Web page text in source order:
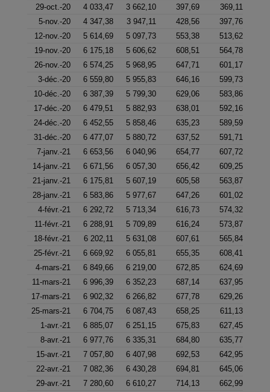
29-oct.-20
4 033,47 3 662,10 397,69
369,11
5-nov.-20
4 347,38 3 947,11 428,56
397,76
12-nov.-20
5 614,69 5 097,73 553,38
513,62
19-nov.-20
6 175,18 5 606,62 608,51
564,78
26-nov.-20
6 574,25 5 968,95 647,71
601,17
3-déc.-20
6 559,80 5 955,83 646,16
599,73
10-déc.-20
6 387,39 5 799,30 629,06
583,86
17-déc.-20
6 479,51 5 882,93 638,01
592,16
24-déc.-20
6 452,55 5 858,46 635,23
589,59
31-déc.-20
6 477,07 5 880,72 637,52
591,71
7-janv.-21
6 653,56 6 040,96 654,77
607,72
14-janv.-21
6 671,56 6 057,30 656,42
609,25
21-janv.-21
6 175,81 5 607,19 605,58
563,87
28-janv.-21
6 583,86 5 977,67 647,26
601,02
4-févr.-21
6 292,72 5 713,34 616,73
574,32
11-févr.-21
6 288,91 5 709,89 616,24
573,87
18-févr.-21
6 202,11 5 631,08 607,61
565,84
25-févr.-21
6 669,92 6 055,81 655,35
608,41
4-mars-21
6 849,66 6 219,00 672,85
624,69
11-mars-21
6 996,39 6 352,23 687,14
637,95
17-mars-21
6 902,32 6 266,82 677,78
629,26
25-mars-21
6 704,75 6 087,43 658,25
611,13
1-avr.-21
6 885,07 6 251,15 675,83
627,45
8-avr.-21
6 977,76 6 335,31 684,80
635,77
15-avr.-21
7 057,80 6 407,98 692,53
642,95
22-avr.-21
7 082,36 6 430,28 694,81
645,06
29-avr.-21
7 280,60 6 610,27 714,13
662,99